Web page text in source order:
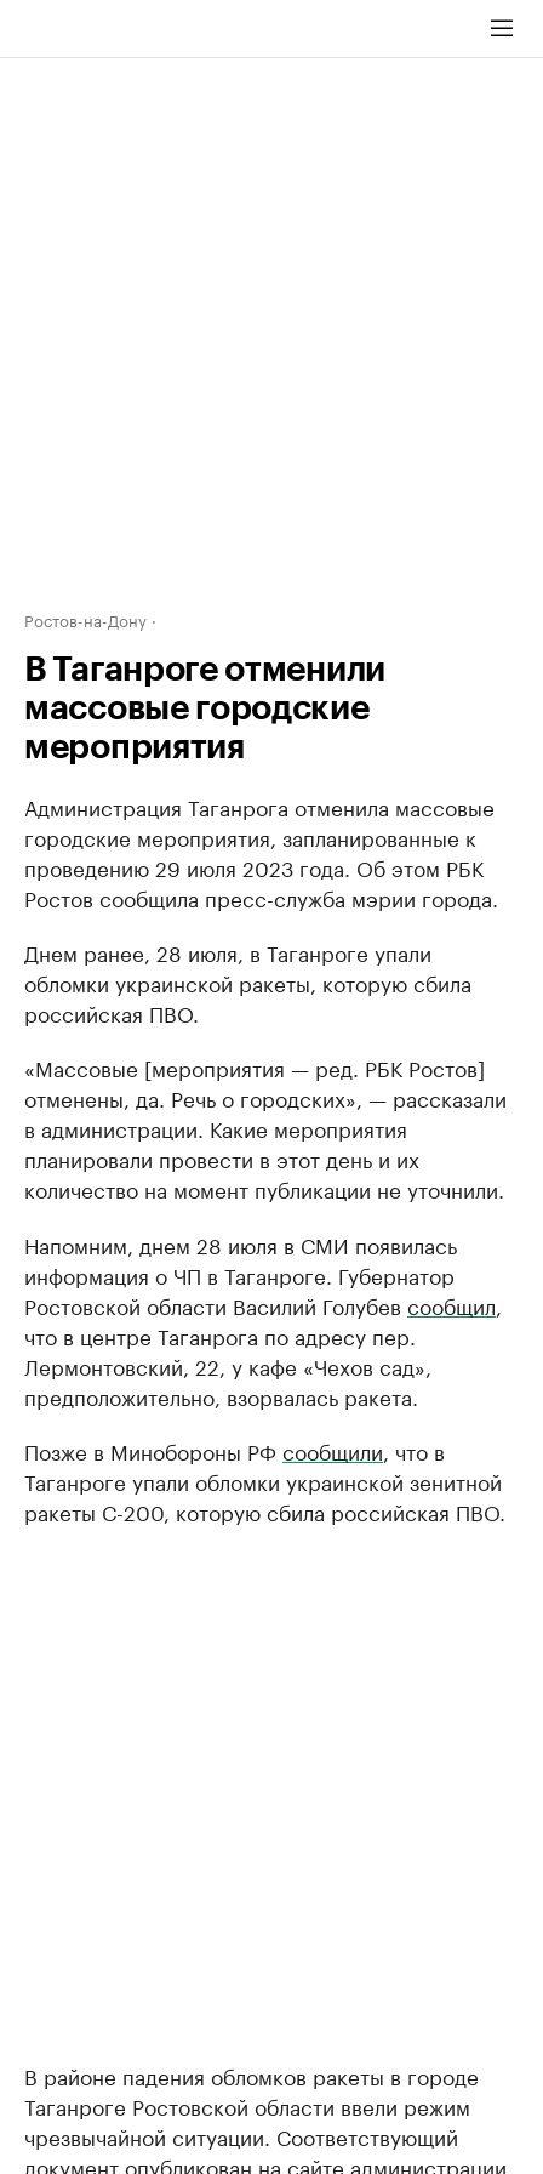
Ростов-на-Дону
В Таганроге отменили
массовые городские
мероприятия
Администрация Таганрога отменила массовые
городские мероприятия, запланированные к
проведению 29 июля 2023 года. Об этом РБК
Ростов сообщила пресс-служба мэрии города.
Днем ранее, 28 июля, в Таганроге упали
обломки украинской ракеты, которую сбила
российская ПВО.
«Массовые [мероприятия — ред. РБК Ростов]
отменены, да. Речь о городских», — рассказали
в администрации. Какие мероприятия
планировали провести в этот день и их
количество на момент публикации не уточнили.
Напомним, днем 28 июля в СМИ появилась
информация о ЧП в Таганроге. Губернатор
Ростовской области Василий Голубев сообщил
что в центре Таганрога по адресу пер.
Лермонтовский, 22, у кафе «Чехов сад»,
предположительно, взорвалась ракета.
Позже в Минобороны РФ сообщили , что в
Таганроге упали обломки украинской зенитной
ракеты С-200, которую сбила российская ПВО.
В районе падения обломков ракеты в городе
Таганроге Ростовской области ввели режим
чрезвычайной ситуации. Соответствующий
документ опубликован на сайте администрации